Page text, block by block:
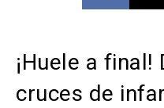
¡Huele a
cruces de